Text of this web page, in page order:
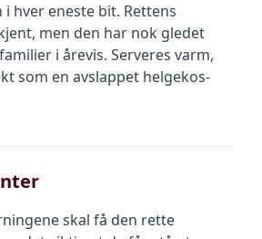
hver eneste bit. Rettens
men den har nok gledet
i årevis. Serveres varm,
som en avslappet helgekos-
skal få den rette